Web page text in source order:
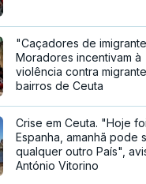
"Caçadores de
Moradores incentivam à
violência contra
bairros de Ceuta
Crise em Ceuta. "Hoje foi
Espanha, amanhã pode
qualquer outro País",
António Vitorino